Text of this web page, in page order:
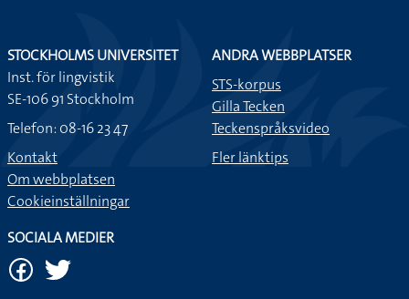
STOCKHOLMS UNIVERSITET
Inst. för lingvistik
SE-106 91 Stockholm
Telefon: 08-16 23 47
Kontakt
Om webbplatsen
Cookieinställningar
ANDRA WEBBPLATSER
STS-korpus
Gilla Tecken
Teckenspråksvideo
Fler länktips
SOCIALA MEDIER